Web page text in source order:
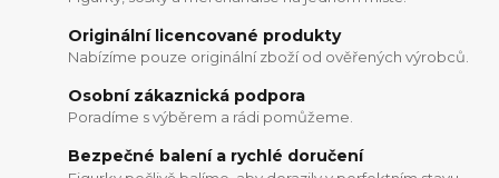
Originální licencované produkty
Nabízíme pouze originální zboží od ověřených výrobců.
Osobní zákaznická podpora
Poradíme s výběrem a rádi pomůžeme.
Bezpečné balení a rychlé doručení